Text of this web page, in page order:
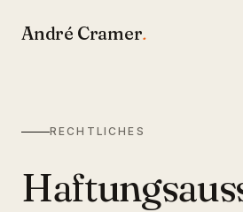
André Cramer.
RECHTLICHES